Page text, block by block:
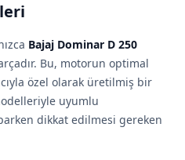
Bajaj Dominar D 250
Bu, motorun optimal
özel olarak üretilmiş bir
uyumlu
dikkat edilmesi gereken